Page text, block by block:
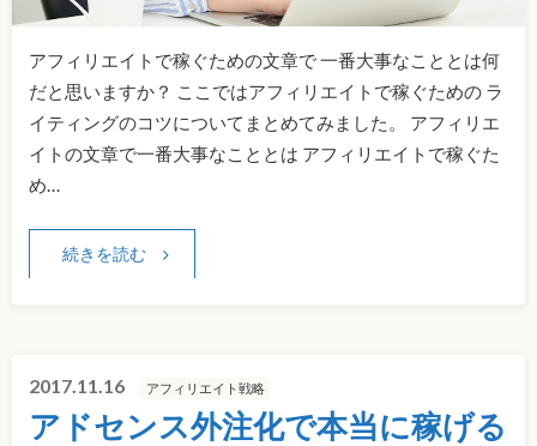
アフィリエイトで稼ぐための文章で 一番大事なこととは何
だと思いますか？ ここではアフィリエイトで稼ぐための ラ
イティングのコツについてまとめてみました。 アフィリエ
イトの文章で一番大事なこととは アフィリエイトで稼ぐた
め…
続きを読む
2017.11.16 アフィリエイト戦略
アドセンス外注化で本当に稼げる